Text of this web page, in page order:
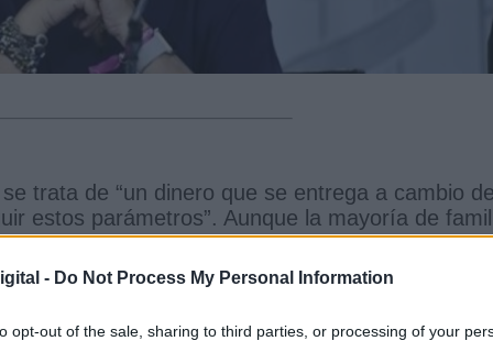
- Do Not Process My Personal Information
opt-out of the sale, sharing to third parties, or processing of your
trata de “un dinero que se entrega a cambio
estos parámetros”. Aunque la mayoría de
sin ningún problema, existen casos de
como donación. Ahora corresponderá a la
claramente. Si no es así, las familias